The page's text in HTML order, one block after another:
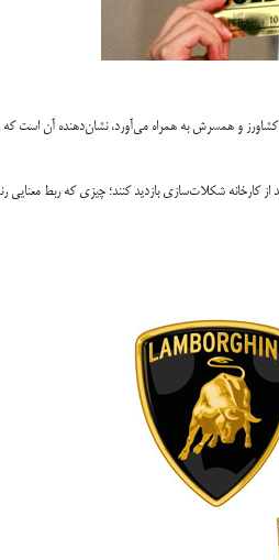
کشاورز و همسرش به همراه می‌آورد، نشان‌دهنده آن است
کارخانه شکلات‌سازی بازدید کنند؛ چیزی که ربط معنایی